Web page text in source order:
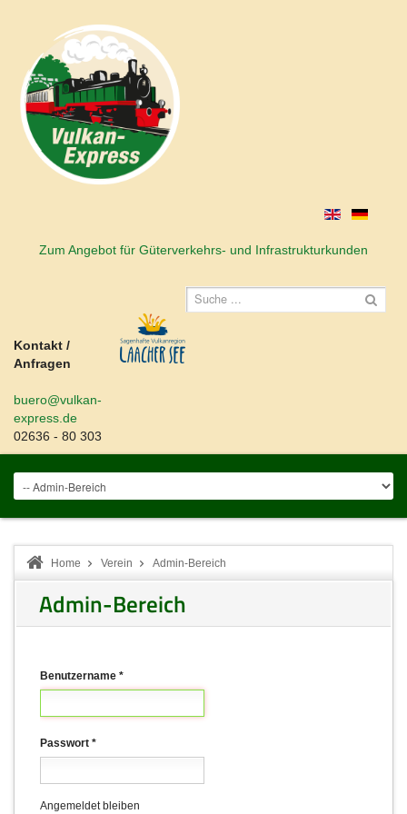
Zum Angebot für Güterverkehrs- und Infrastrukturkunden
Kontakt /
Anfragen
buero@vulkan-
express.de
02636 - 80 303
Home Verein Admin-Bereich
Admin-Bereich
Benutzername *
Passwort *
Angemeldet bleiben